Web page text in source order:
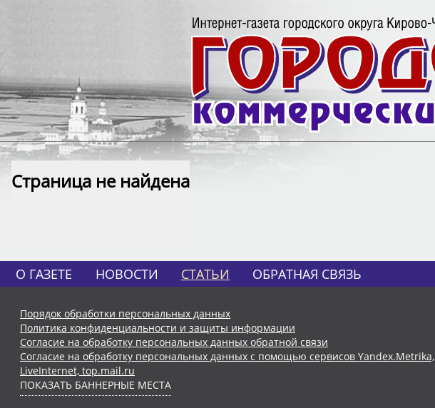
Страница не найдена
О ГАЗЕТЕ НОВОСТИ СТАТЬИ ОБРАТНАЯ СВЯЗЬ
Порядок обработки персональных данных
Политика конфиденциальности и защиты информации
Согласие на обработку персональных данных обратной связи
Согласие на обработку персональных данных с помощью сервисов Yandex.Metrika,
LiveInternet, top.mail.ru
ПОКАЗАТЬ БАННЕРНЫЕ МЕСТА